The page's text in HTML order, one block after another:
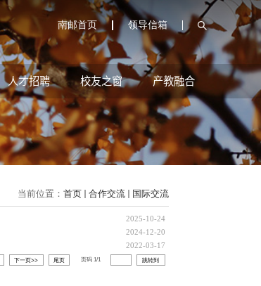
南邮首页 领导信箱
人才招聘 校友之窗 产教融合
当前位置： 首页 合作交流 国际交流
2025-10-24
2024-12-20
2022-03-17
下一页>> 尾页 页码1/1 跳转到